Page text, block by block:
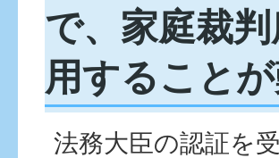
で、家庭裁
用すること
法務大臣の認証を